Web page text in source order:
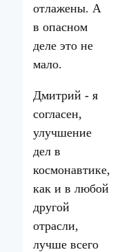
отлажены. А
в опасном
деле это не
мало.
Дмитрий - я
согласен,
улучшение
дел в
космонавтике,
как и в любой
другой
отрасли,
лучше всего